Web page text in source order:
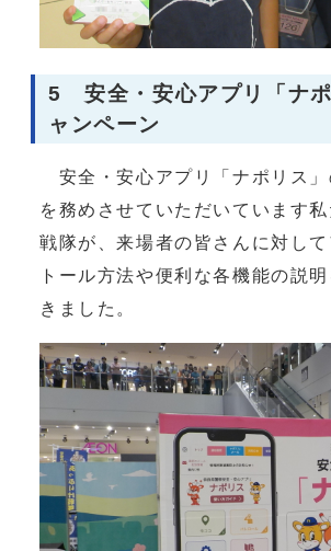
5 安全・安心アプリ「ナ
ャンペーン
安全・安心アプリ「ナポリス」
を務めさせていただいています
戦隊が、来場者の皆さんに対し
トール方法や便利な各機能の説
きました。